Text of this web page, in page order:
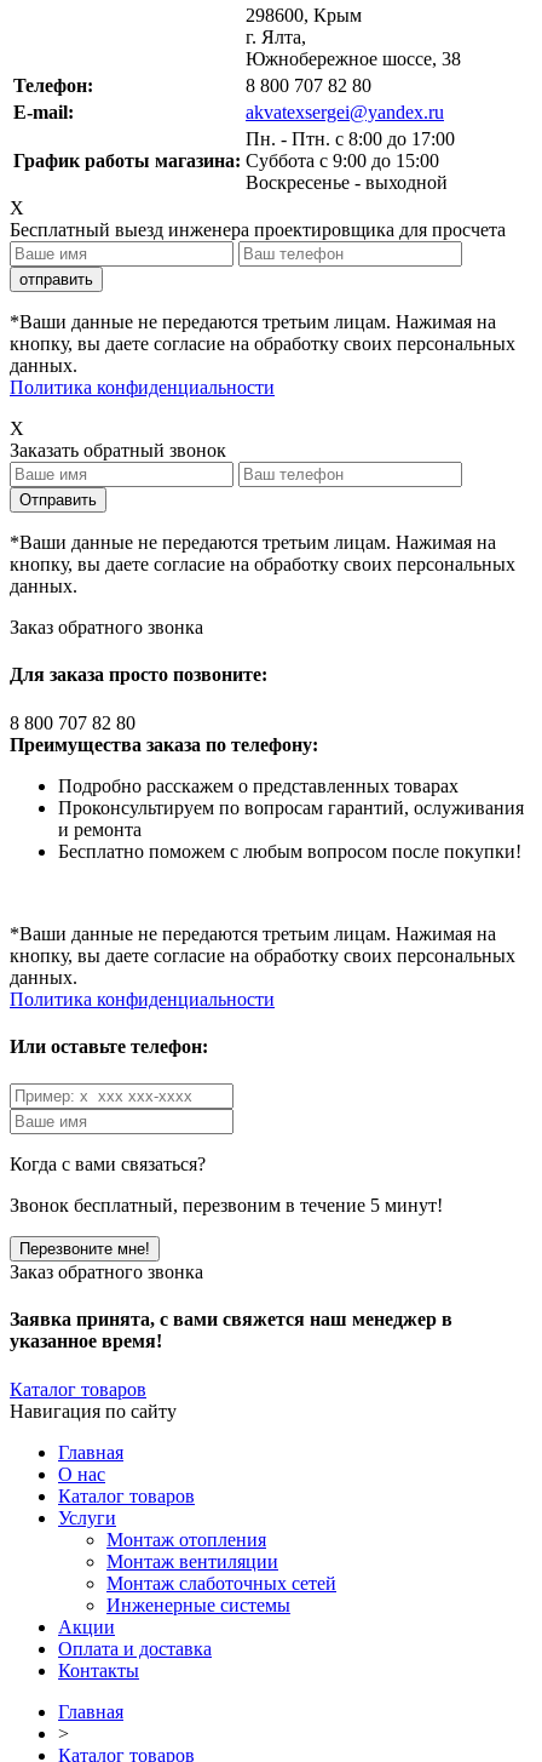
298600, Крым
г. Ялта,
Южнобережное шоссе, 38
Телефон:
8 800 707 82 80
E-mail:
akvatexsergei@yandex.ru
График работы магазина:
Пн. - Птн. с 8:00 до 17:00
Суббота с 9:00 до 15:00
Воскресенье - выходной
X
Бесплатный выезд инженера проектировщика для просчета
*Ваши данные не передаются третьим лицам. Нажимая на
кнопку, вы даете согласие на обработку своих персональных
данных.
Политика конфиденциальности
X
Заказать обратный звонок
*Ваши данные не передаются третьим лицам. Нажимая на
кнопку, вы даете согласие на обработку своих персональных
данных.
Заказ обратного звонка
Для заказа просто позвоните:
8 800 707 82 80
Преимущества заказа по телефону:
Подробно расскажем о представленных товарах
Проконсультируем по вопросам гарантий, ослуживания
и ремонта
Бесплатно поможем с любым вопросом после покупки!
*Ваши данные не передаются третьим лицам. Нажимая на
кнопку, вы даете согласие на обработку своих персональных
данных.
Политика конфиденциальности
Или оставьте телефон:
Когда с вами связаться?
Звонок бесплатный, перезвоним в течение 5 минут!
Заказ обратного звонка
Заявка принята, с вами свяжется наш менеджер в
указанное время!
Каталог товаров
Навигация по сайту
Главная
О нас
Каталог товаров
Услуги
Монтаж отопления
Монтаж вентиляции
Монтаж слаботочных сетей
Инженерные системы
Акции
Оплата и доставка
Контакты
Главная
>
Каталог товаров